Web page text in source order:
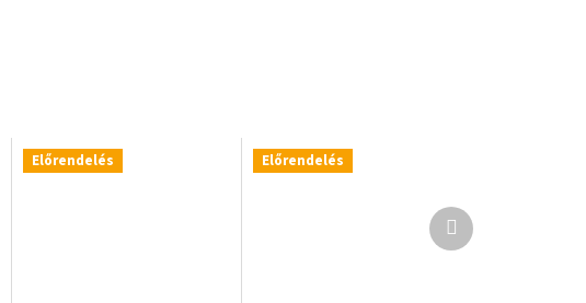
Előrendelés Előrendelés
Következő
termék